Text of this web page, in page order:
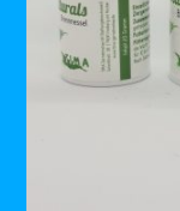
kan
gekozen
worden